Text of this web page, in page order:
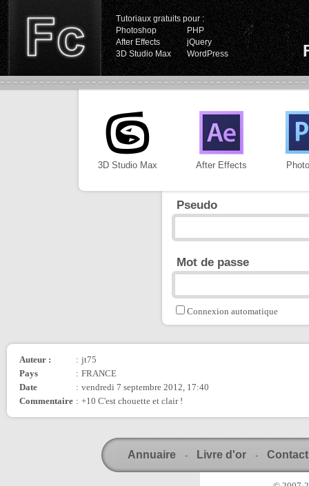
Tutoriaux gratuits pour :
Photoshop
PHP
After Effects
jQuery
3D Studio Max
WordPress
3D Studio Max After Effects
Pseudo
Mot de passe
Connexion automatique
Auteur : : jt75
Pays
: FRANCE
Date
: vendredi 7 septembre 2012, 17:40
Commentaire : +10 C'est chouette et clair !
Annuaire - Livre d'or - Contact